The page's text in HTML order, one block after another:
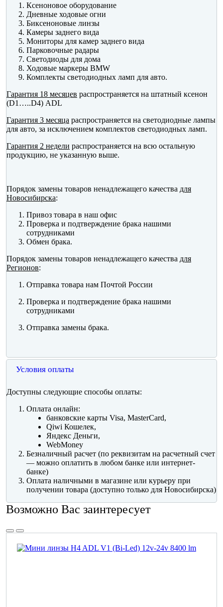
Ксеноновое оборудование
Дневные ходовые огни
Биксеноновые линзы
Камеры заднего вида
Мониторы для камер заднего вида
Парковочные радары
Светодиоды для дома
Ходовые маркеры BMW
Комплекты светодиодных ламп для авто.
Гарантия 18 месяцев распространяется на штатный ксенон
(D1…..D4) ADL
Гарантия 3 месяца распространяется на светодиодные лампы
для авто, за исключением комплектов светодиодных ламп.
Гарантия 2 недели распространяется на всю остальную
продукцию, не указанную выше.
Порядок замены товаров ненадлежащего качества для
Новосибирска:
Привоз товара в наш офис
Проверка и подтверждение брака нашими
сотрудниками
Обмен брака.
Порядок замены товаров ненадлежащего качества для
Регионов:
Отправка товара нам Почтой России
Проверка и подтверждение брака нашими
сотрудниками
Отправка замены брака.
Условия оплаты
Доступны следующие способы оплаты:
Оплата онлайн:
банковские карты Visa, MasterCard,
Qiwi Кошелек,
Яндекс Деньги,
WebMoney
Безналичный расчет (по реквизитам на расчетный счет
— можно оплатить в любом банке или интернет-
банке)
Оплата наличными в магазине или курьеру при
получении товара (доступно только для Новосибирска)
Возможно Вас заинтересует